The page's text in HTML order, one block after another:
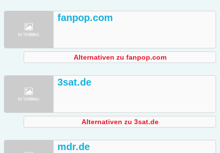
fanpop.com
Alternativen zu fanpop.com
3sat.de
Alternativen zu 3sat.de
mdr.de